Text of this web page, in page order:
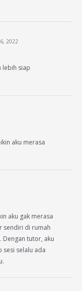
2022
lebih siap
aku merasa
aku gak merasa
sendiri di rumah
Dengan tutor, aku
sesi selalu ada